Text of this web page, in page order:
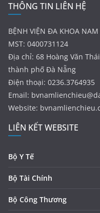
THÔNG TIN LIÊN HỆ
BỆNH VIỆN ĐA KHOA NAM
MST: 0400731124
Địa chỉ: 68 Hoàng Văn
thành phố Đà Nẵng
Điện thoại: 0236.3764935
Email:
Website:
LIÊN KẾT WEBSITE
Bộ Y Tế
Bộ Tài Chính
Bộ Công Thương